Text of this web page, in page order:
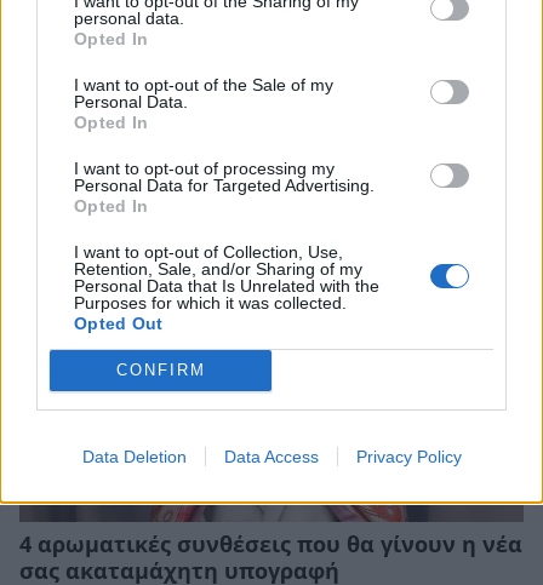
personal data.
Opted In
I want to opt-out of the Sale of my
Personal Data.
Opted In
I want to opt-out of processing my
Personal Data for Targeted Advertising.
Opted In
I want to opt-out of Collection, Use,
Retention, Sale, and/or Sharing of my
Personal Data that Is Unrelated with the
Purposes for which it was collected.
Opted Out
CONFIRM
Data Deletion Data Access Privacy Policy
Οι νέες beauty κυκλοφορίες – κόσμημα που
οφείλετε να έχετε στην συλλογή σας
4 αρωματικές συνθέσεις που θα γίνουν η νέα
σας ακαταμάχητη υπογραφή